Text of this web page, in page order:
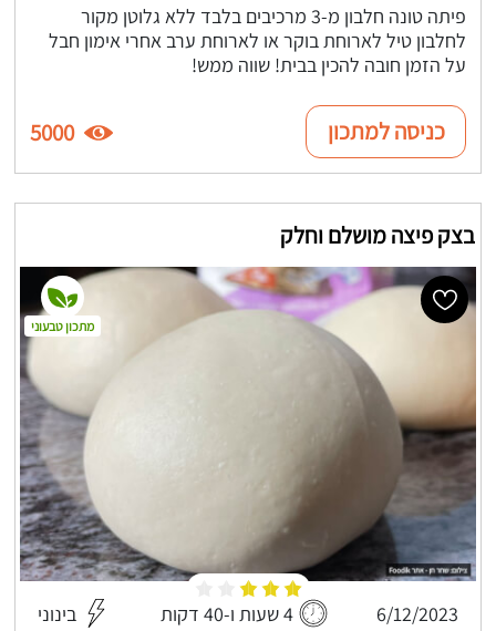
פיתה טונה חלבון מ-3 מרכיבים בלבד ללא גלוטן מקור
לחלבון טיל לארוחת בוקר או לארוחת ערב אחרי אימון חבל
על הזמן חובה להכין בבית! שווה ממש!
כניסה למתכון 5000
בצק פיצה מושלם וחלק
6/12/2023 4 שעות ו-40 דקות בינוני
מתכון טבעוני